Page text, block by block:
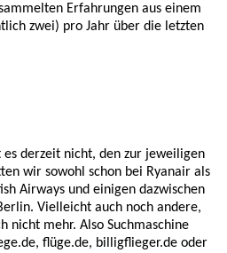
Erfahrungen aus einem
zwei) pro Jahr über die letzten
derzeit nicht, den zur jeweiligen
wir sowohl schon bei Ryanair als
Airways und einigen dazwischen
Vielleicht auch noch andere,
nicht mehr. Also Suchmaschine
flüge.de, billigflieger.de oder